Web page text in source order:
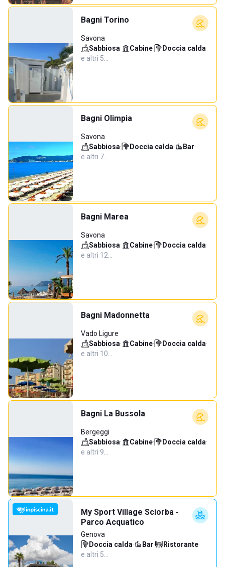
Bagni Torino
Savona
Sabbiosa· Cabine· Doccia calda·
e altri 5…
Bagni Olimpia
Savona
Sabbiosa· Doccia calda· Bar·
e altri 7…
Bagni Marea
Savona
Sabbiosa· Cabine· Doccia calda·
e altri 12…
Bagni Madonnetta
Vado Ligure
Sabbiosa· Cabine· Doccia calda·
e altri 10…
Bagni La Bussola
Bergeggi
Sabbiosa· Cabine· Doccia calda·
e altri 9…
My Sport Village Sciorba -
Parco Acquatico
Genova
Doccia calda· Bar· Ristorante·
e altri 5…